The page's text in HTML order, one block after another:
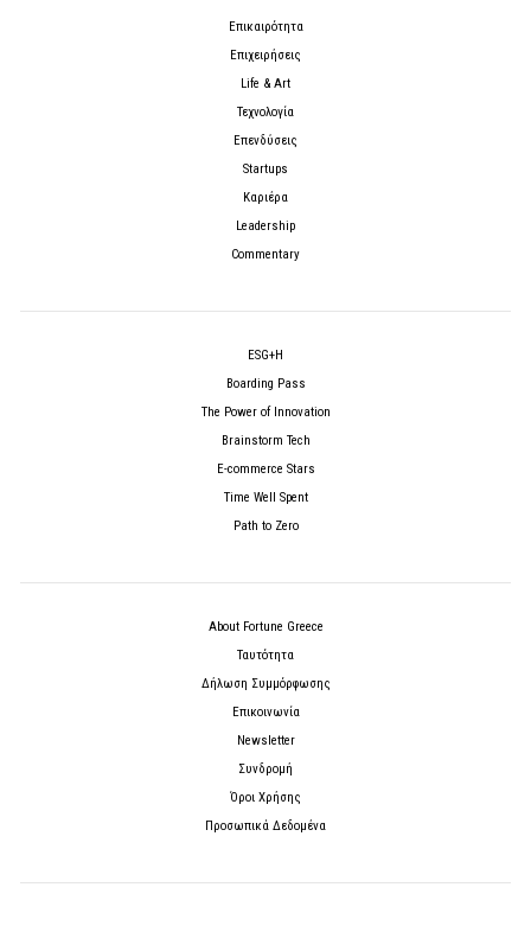
Επικαιρότητα
Επιχειρήσεις
Life & Art
Τεχνολογία
Επενδύσεις
Startups
Καριέρα
Leadership
Commentary
ESG+H
Boarding Pass
The Power of Innovation
Brainstorm Tech
E-commerce Stars
Time Well Spent
Path to Zero
About Fortune Greece
Ταυτότητα
Δήλωση Συμμόρφωσης
Επικοινωνία
Newsletter
Συνδρομή
Όροι Χρήσης
Προσωπικά Δεδομένα